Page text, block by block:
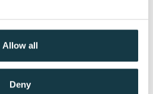
Allow all
Deny